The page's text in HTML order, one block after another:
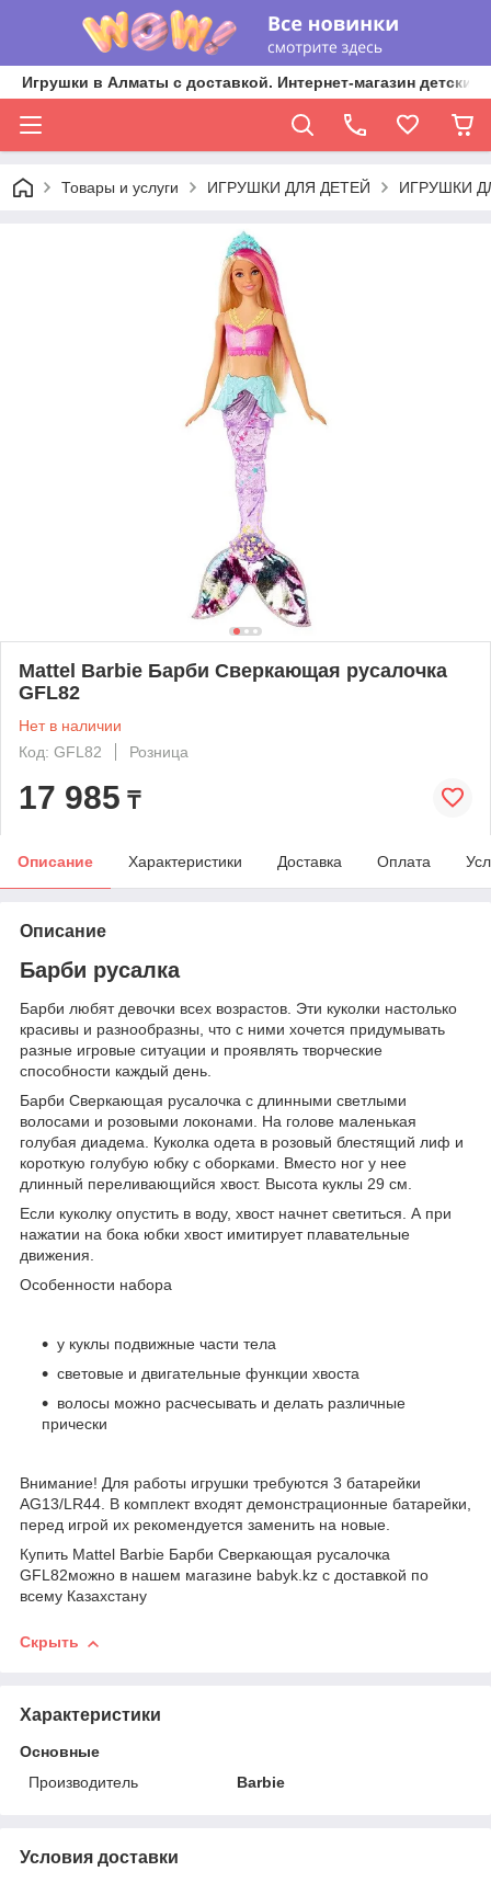
Игрушки в Алматы с доставкой. Интернет-магазин
Товары и услуги ИГРУШКИ ДЛЯ ДЕТЕЙ ИГРУШКИ
Mattel Barbie Барби Сверкающая русалочка
GFL82
Нет в наличии
Код: GFL82
Розница
17 985 ₸
Описание Характеристики Доставка Оплата
Описание
Барби русалка
Барби любят девочки всех возрастов. Эти куколки настолько
красивы и разнообразны, что с ними хочется придумывать
разные игровые ситуации и проявлять творческие
способности каждый день.
Барби Сверкающая русалочка с длинными светлыми
волосами и розовыми локонами. На голове маленькая
голубая диадема. Куколка одета в розовый блестящий лиф и
короткую голубую юбку с оборками. Вместо ног у нее
длинный переливающийся хвост. Высота куклы 29 см.
Если куколку опустить в воду, хвост начнет светиться. А при
нажатии на бока юбки хвост имитирует плавательные
движения.
Особенности набора
у куклы подвижные части тела
световые и двигательные функции хвоста
волосы можно расчесывать и делать различные
прически
Внимание! Для работы игрушки требуются 3 батарейки
AG13/LR44. В комплект входят демонстрационные батарейки,
перед игрой их рекомендуется заменить на новые.
Купить Mattel Barbie Барби Сверкающая русалочка
GFL82можно в нашем магазине babyk.kz с доставкой по
всему Казахстану
Скрыть
Характеристики
Основные
Производитель
Barbie
Условия доставки